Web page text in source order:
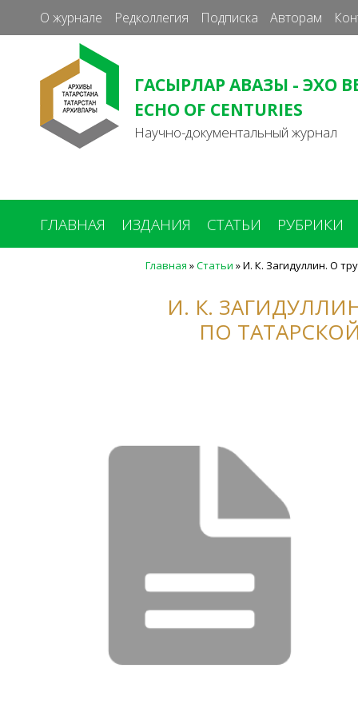
О журнале Редколлегия Подписка Авторам
ГАСЫРЛАР АВАЗЫ - ЭХО
ECHO OF CENTURIES
Научно-документальный журнал
ГЛАВНАЯ ИЗДАНИЯ СТАТЬИ РУБРИКИ
Главная »Статьи »И. К. Загидуллин. О
И. К.
ПО